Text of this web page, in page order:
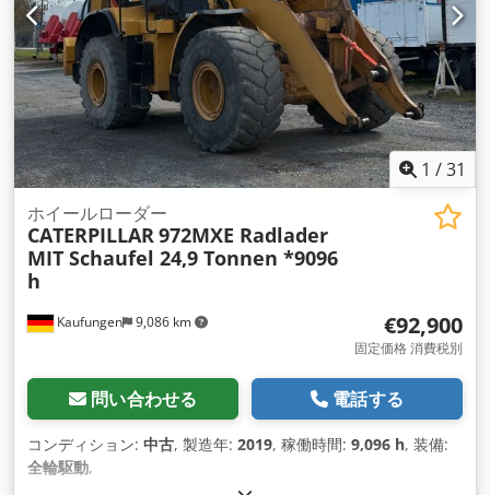
1 /31
Kaufungen 9,086 km
ホイールローダー
CATERPILLAR972MXE Radlader
MIT Schaufel 24,9 Tonnen *9096
h
€92,900
固定価格 消費税別
問い合わせる 電話する
コンディション: 中古, 製造年: 2019, 稼働時間: 9,096 h, 装備:
全輪駆動,